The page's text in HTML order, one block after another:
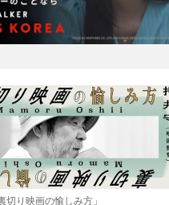
切り映画の愉しみ方」